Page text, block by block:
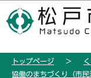
の
ー
こ
トップページ
協働のまちづくり（市民